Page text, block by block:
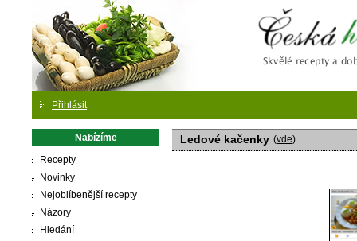
Přihlásit
Nabízíme
Recepty
Novinky
Nejoblíbenější recepty
Názory
Hledání
Ledové kačenky (vde)